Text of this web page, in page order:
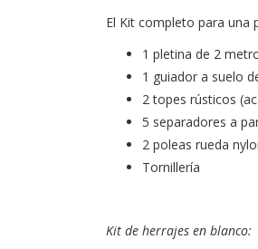
El Kit completo para una
1 pletina de 2
1 guiador a suelo
2 topes rústicos
5 separadores a
2 poleas rueda
Tornillería
Kit de herrajes en blanco: